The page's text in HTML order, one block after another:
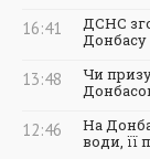
16:41
ДСНС
Донбасу
13:48
Чи
12:46
На
води, її